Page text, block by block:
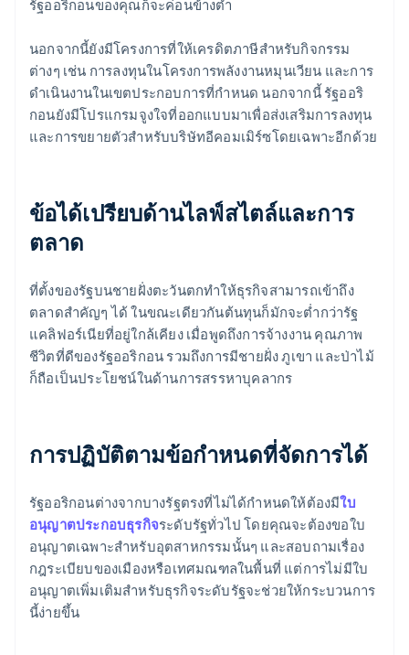
รัฐออริกอนของคุณก็จะค่อนข้างต่ำ
นอกจากนี้ยังมีโครงการที่ให้เครดิตภาษีสำหรับกิจกรรม
ต่างๆ เช่น การลงทุนในโครงการพลังงานหมุนเวียน และการ
ดำเนินงานในเขตประกอบการที่กำหนด นอกจากนี้ รัฐออริ
กอนยังมีโปรแกรมจูงใจที่ออกแบบมาเพื่อส่งเสริมการลงทุน
และการขยายตัวสำหรับบริษัทอีคอมเมิร์ซโดยเฉพาะอีกด้วย
ข้อได้เปรียบด้านไลฟ์สไตล์และการ
ตลาด
ที่ตั้งของรัฐบนชายฝั่งตะวันตกทำให้ธุรกิจสามารถเข้าถึง
ตลาดสำคัญๆ ได้ ในขณะเดียวกันต้นทุนก็มักจะต่ำกว่ารัฐ
แคลิฟอร์เนียที่อยู่ใกล้เคียง เมื่อพูดถึงการจ้างงาน คุณภาพ
ชีวิตที่ดีของรัฐออริกอน รวมถึงการมีชายฝั่ง ภูเขา และป่าไม้
ก็ถือเป็นประโยชน์ในด้านการสรรหาบุคลากร
การปฏิบัติตามข้อกำหนดที่จัดการได้
รัฐออริกอนต่างจากบางรัฐตรงที่ไม่ได้กำหนดให้ต้องมีใบ
อนุญาตประกอบธุรกิจระดับรัฐทั่วไป โดยคุณจะต้องขอใบ
อนุญาตเฉพาะสำหรับอุตสาหกรรมนั้นๆ และสอบถามเรื่อง
กฎระเบียบของเมืองหรือเทศมณฑลในพื้นที่ แต่การไม่มีใบ
อนุญาตเพิ่มเติมสำหรับธุรกิจระดับรัฐจะช่วยให้กระบวนการ
นี้ง่ายขึ้น